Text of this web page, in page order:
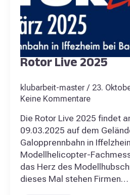
Rotor Live 2025
klubarbeit-master
23.
Keine Kommentare
Die Rotor Live 2025 findet
09.03.2025 auf dem
Galopprennbahn in
Modellhelicopter-
das Herz des
dieses Mal stehen Firmen…